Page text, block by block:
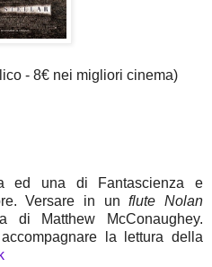
- 8€ nei migliori cinema)
ed una di Fantascienza e
Versare in unflute Nolan
di Matthew McConaughey.
la lettura della